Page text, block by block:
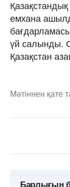
емхана
үй салынды.
Қазақстан
Мәтіннен қате
Барлығын